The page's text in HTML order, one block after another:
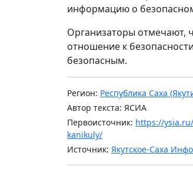
информацию о
Организаторы отмечают,
отношение к
безопасным.
Регион: Республика Саха
Автор текста: ЯСИА
Первоисточник: https://
kanikuly/
Источник: Якутское-Саха